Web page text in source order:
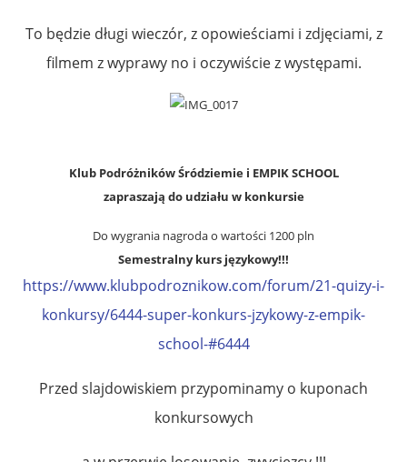
To będzie długi wieczór, z opowieściami i zdjęciami, z
filmem z wyprawy no i oczywiście z występami.
Klub Podróżników Śródziemie i EMPIK SCHOOL
zapraszają do udziału w konkursie
Do wygrania nagroda o wartości 1200 pln
Semestralny kurs językowy!!!
https://www.klubpodroznikow.com/forum/21-quizy-i-
konkursy/6444-super-konkurs-jzykowy-z-empik-
school-#6444
Przed slajdowiskiem przypominamy o kuponach
konkursowych